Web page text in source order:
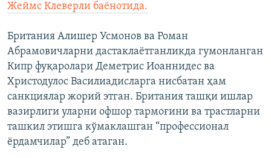
Жеймс Клеверли баёнотида.
Британия Алишер Усмонов ва Роман
Абрамовичларни дастаклаётганликда гумонланган
Кипр фуқаролари Деметрис Иоаннидес ва
Христодулос Василиадисларга нисбатан ҳам
санкциялар жорий этган. Британия ташқи ишлар
вазирлиги уларни офшор тармоғини ва трастларни
ташкил этишга кўмаклашган “профессионал
ёрдамчилар” деб атаган.